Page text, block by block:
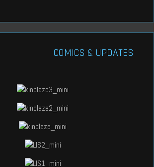
COMICS & UPDATES